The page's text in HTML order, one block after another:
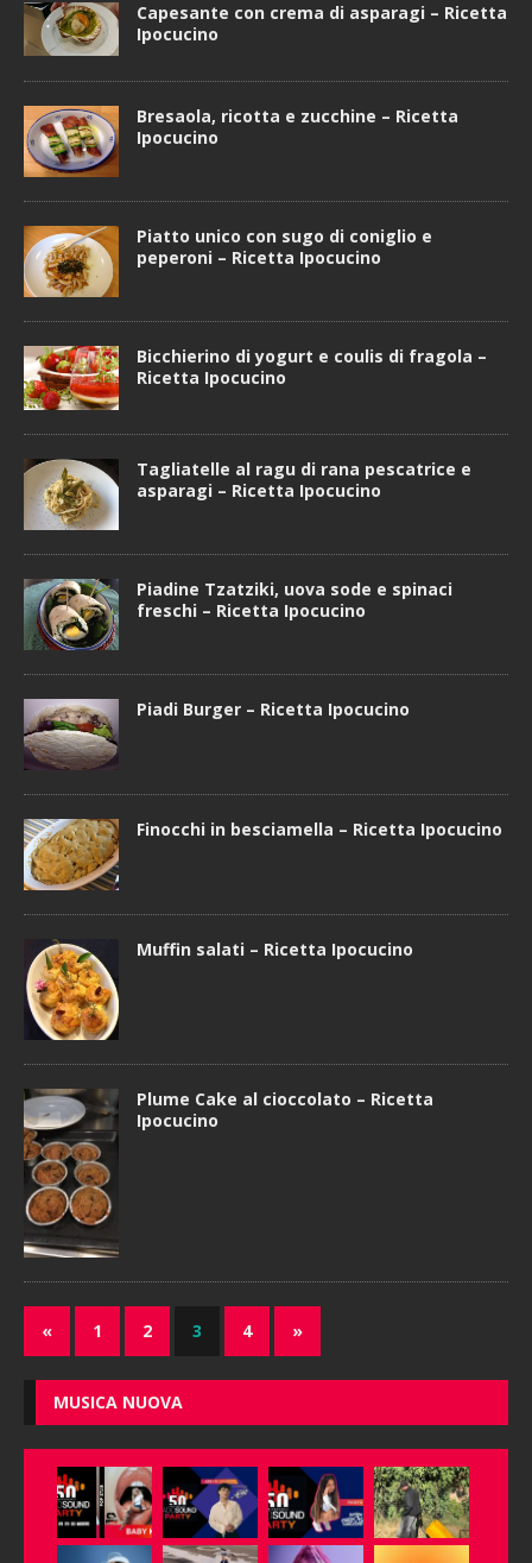
Capesante con crema di asparagi – Ricetta
Ipocucino
Bresaola, ricotta e zucchine – Ricetta
Ipocucino
Piatto unico con sugo di coniglio e
peperoni – Ricetta Ipocucino
Bicchierino di yogurt e coulis di fragola –
Ricetta Ipocucino
Tagliatelle al ragu di rana pescatrice e
asparagi – Ricetta Ipocucino
Piadine Tzatziki, uova sode e spinaci
freschi – Ricetta Ipocucino
Piadi Burger – Ricetta Ipocucino
Finocchi in besciamella – Ricetta Ipocucino
Muffin salati – Ricetta Ipocucino
Plume Cake al cioccolato – Ricetta
Ipocucino
« 1 2 3 4 »
MUSICA NUOVA